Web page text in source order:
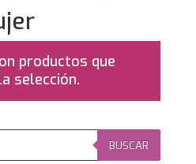
productos que
selección.
BUSCAR